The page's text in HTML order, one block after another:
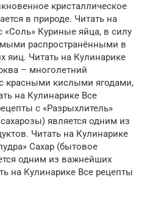
кристаллическое
в природе. Читать на
«Соль» Куриные яйца, в силу
распространёнными в
яиц. Читать на Кулинарике
– многолетний
красными кислыми ягодами,
на Кулинарике Все
с «Разрыхлитель»
является одним из
Читать на Кулинарике
Сахар (бытовое
одним из важнейших
на Кулинарике Все рецепты